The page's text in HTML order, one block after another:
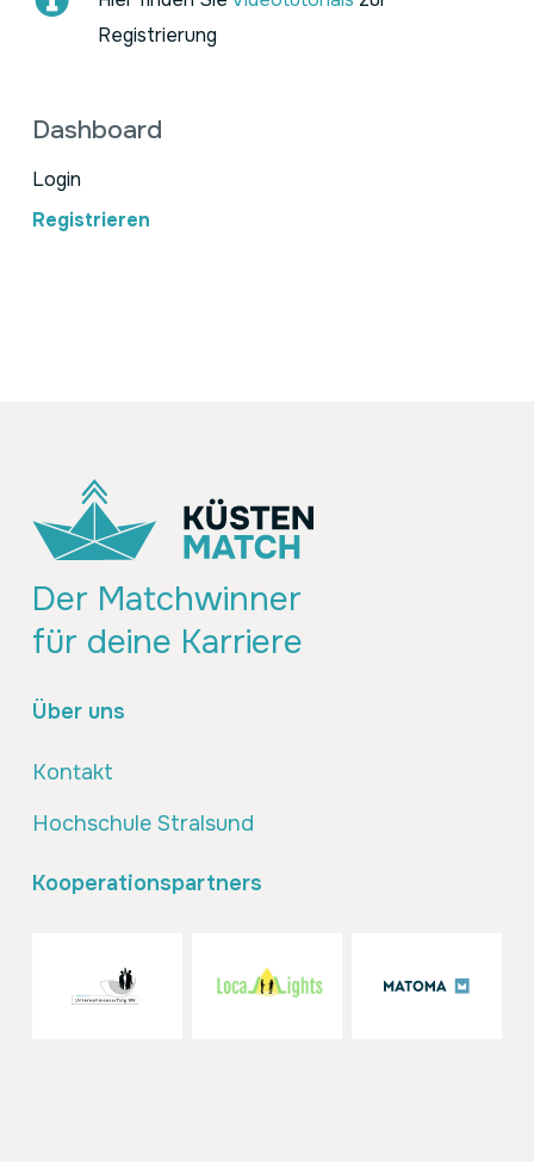
Registrierung
Dashboard
Login
Registrieren
Der Matchwinner
für deine Karriere
Über uns
Kontakt
Hochschule Stralsund
Kooperationspartners